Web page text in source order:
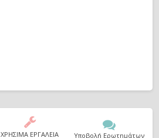
ΧΡΗΣΙΜΑ ΕΡΓΑΛΕΙΑ Υποβολή Ερωτημάτων